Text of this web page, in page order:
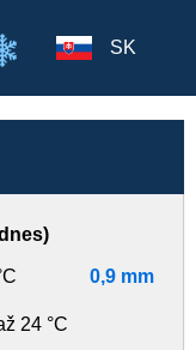
SK
v letných
0,9 mm
24 °C